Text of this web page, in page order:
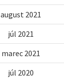
august 2021
júl 2021
marec 2021
júl 2020